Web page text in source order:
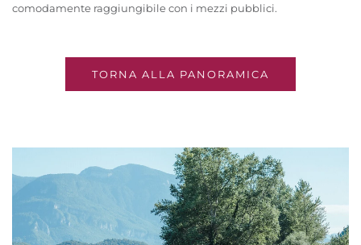
comodamente raggiungibile con i mezzi pubblici.
TORNA ALLA PANORAMICA